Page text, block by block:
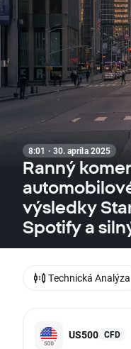
8:01 · 30. apríla 2025
Ranný
výsledky
Spotify a
US500 CFD
Technická Analýza